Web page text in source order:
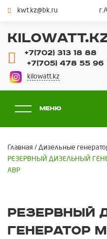
kwt.kz@bk.ru
+7(702) 313 18 88
+7(705) 478 55 96
kilowatt.kz
Меню
Главная / Дизельные
РЕЗЕРВНЫЙ ДИЗЕЛЬНЫЙ
АВР
РЕЗЕРВНЫЙ
ГЕНЕРАТОР